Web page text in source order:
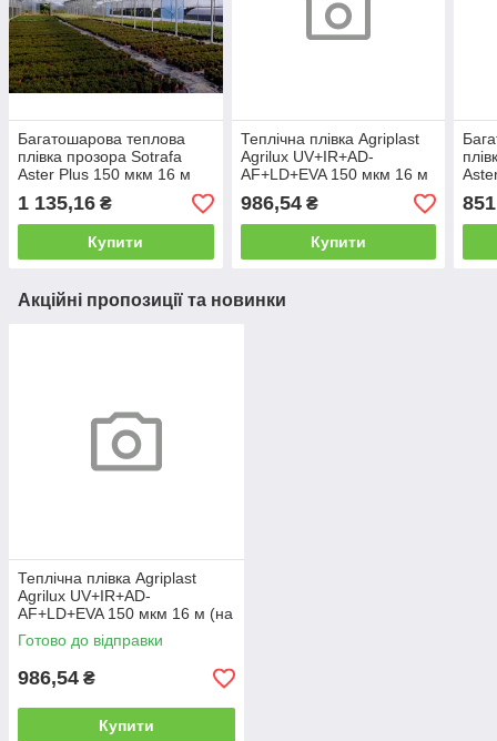
Багатошарова теплова
плівка прозора Sotrafa
Aster Plus 150 мкм 16 м
1 135,16 ₴
Купити
Теплічна плівка Agriplast
Agrilux UV+IR+AD-
AF+LD+EVA 150 мкм 16 м
986,54₴
Купити
Акційні пропозиції та новинки
Теплічна плівка Agriplast
Agrilux UV+IR+AD-
AF+LD+EVA 150 мкм 16 м (на
метраж)
Готово до відправки
986,54 ₴
Купити